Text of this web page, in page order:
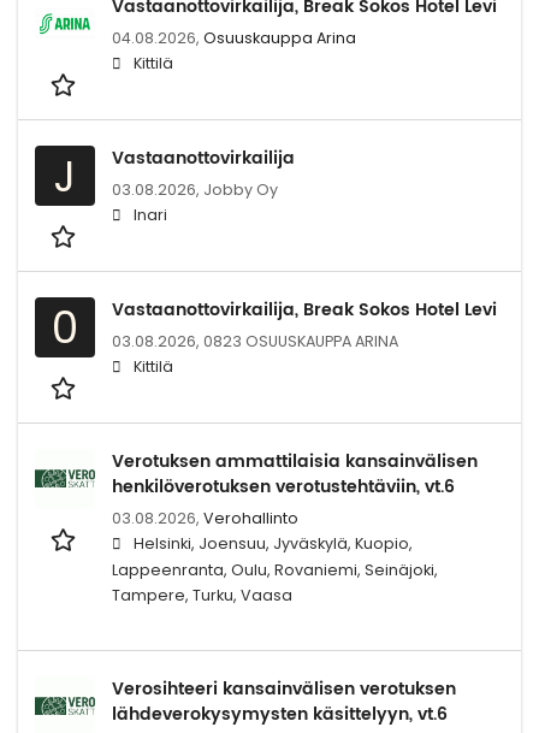
Vastaanottovirkailija, Break Sokos Hotel Levi
04.08.2026, Osuuskauppa Arina
Kittilä
J Vastaanottovirkailija
03.08.2026, Jobby Oy
Inari
0 Vastaanottovirkailija, Break Sokos Hotel Levi
03.08.2026, 0823 OSUUSKAUPPA ARINA
Kittilä
Verotuksen ammattilaisia kansainvälisen
henkilöverotuksen verotustehtäviin, vt.6
03.08.2026, Verohallinto
Helsinki, Joensuu, Jyväskylä, Kuopio,
Lappeenranta, Oulu, Rovaniemi, Seinäjoki,
Tampere, Turku, Vaasa
Verosihteeri kansainvälisen verotuksen
lähdeverokysymysten käsittelyyn, vt.6